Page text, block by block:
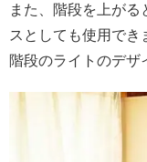
また、階段を上が
スとしても使用でき
階段のライトのデザ